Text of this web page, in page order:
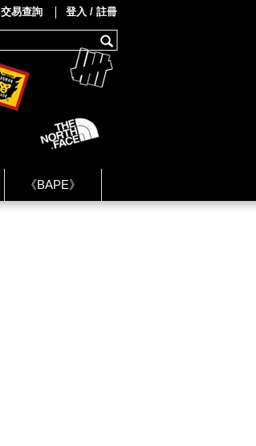
《BAPE》
交易查詢 登入 / 註冊